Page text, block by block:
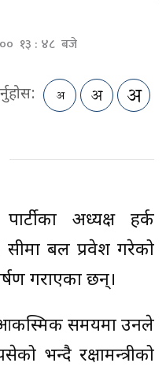
१३ : ४८ बजे
अध्यक्ष हर्क
सीमा बल प्रवेश गरेको
गराएका छन्।
समयमा उनले
भन्दै रक्षामन्त्रीको